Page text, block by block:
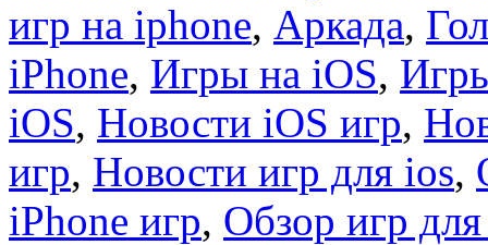
игр на iphone, Аркада,
iPhone, Игры на iOS,
iOS, Новости iOS игр,
игр, Новости игр для ios,
iPhone игр, Обзор игр